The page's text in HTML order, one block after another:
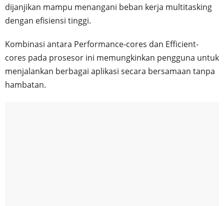
dijanjikan mampu menangani beban kerja multitasking
dengan efisiensi tinggi.
Kombinasi antara Performance-cores dan Efficient-
cores pada prosesor ini memungkinkan pengguna untuk
menjalankan berbagai aplikasi secara bersamaan tanpa
hambatan.